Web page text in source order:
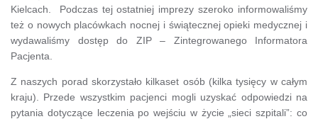
Kielcach. Podczas tej ostatniej imprezy szeroko informowaliśmy
też o nowych placówkach nocnej i świątecznej opieki medycznej i
wydawaliśmy dostęp do ZIP – Zintegrowanego Informatora
Pacjenta.
Z naszych porad skorzystało kilkaset osób (kilka tysięcy w całym
kraju). Przede wszystkim pacjenci mogli uzyskać odpowiedzi na
pytania dotyczące leczenia po wejściu w życie „sieci szpitali”: co